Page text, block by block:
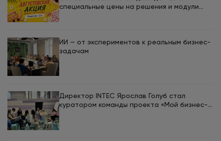
от ИТ-
специальные цены на решения и модули
INTEC в августе
ИИ — от экспериментов к реальным бизнес-
задачам
Директор INTEC Ярослав Голуб стал
куратором команды проекта «Мой бизнес-
кемп 2026»